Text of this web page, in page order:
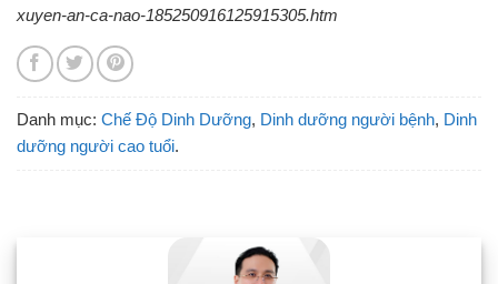
xuyen-an-ca-nao-185250916125915305.htm
Danh mục: Chế Độ Dinh Dưỡng, Dinh dưỡng người bệnh, Dinh
dưỡng người cao tuổi.